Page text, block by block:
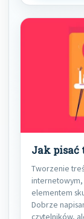
Jak pisać
Tworzenie
internetowym,
elementem
Dobrze
czytelników,